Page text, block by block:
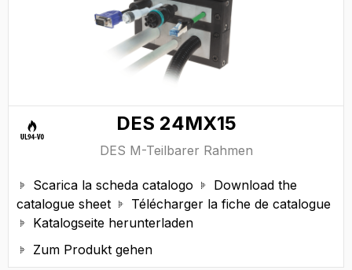
DES 24MX15
DES M-Teilbarer Rahmen
 Scarica la scheda catalogo 
Download the
catalogue sheet
 Télécharger la fiche de catalogue
 Katalogseite herunterladen
 Zum Produkt gehen